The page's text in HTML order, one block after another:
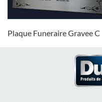
Plaque Funeraire Gravee C